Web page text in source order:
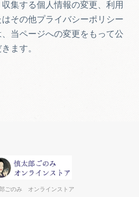
集する個人情報の変更、利用
はその他プライバシーポリシー
当ページへの変更をもって公
ます。
ごのみ オンラインストア